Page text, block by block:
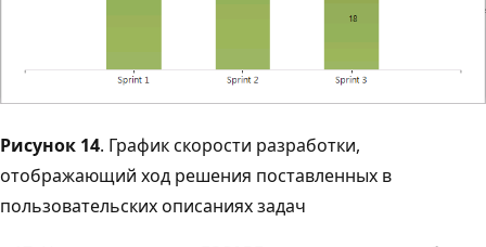
Рисунок 14. График скорости разработки,
отображающий ход решения поставленных в
пользовательских описаниях задач